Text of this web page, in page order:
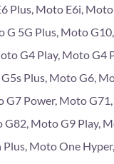
Plus, Moto E6i,
G 5G Plus, Moto
G4 Play, Moto G4
Plus, Moto G6,
G7 Power, Moto
Moto G9 Play,
Moto One